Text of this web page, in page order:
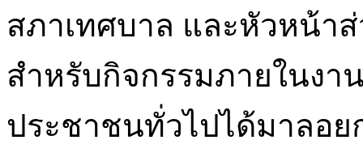
สภาเทศบาล และหัวหน้า
สำหรับกิจกรรมภายในงา
ประชาชนทั่วไปได้มาลอย